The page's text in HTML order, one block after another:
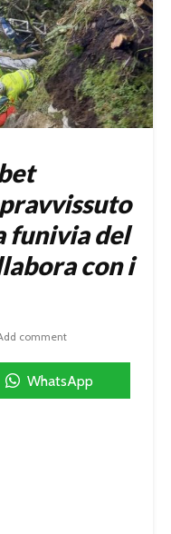
funivia del
con i
comment
WhatsApp